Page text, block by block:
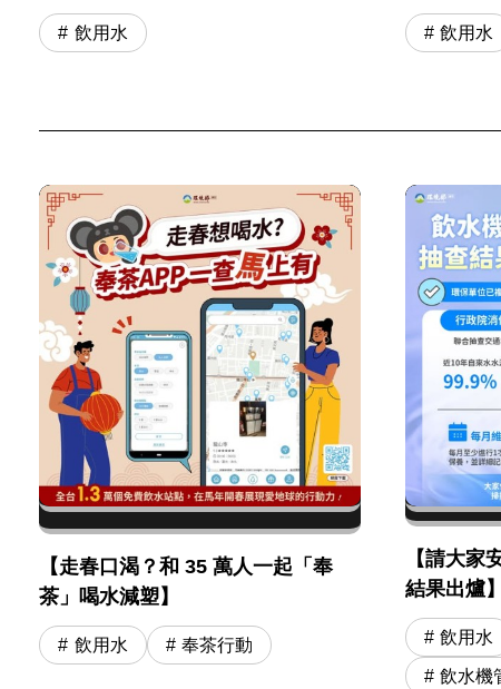
塔，維護用水安全
飲用水 飲用水
【走春口渴？和 35 萬人一起「奉
茶」喝水減塑】
飲用水 奉茶行動
【請大家
結果出爐】
飲用水
飲水機